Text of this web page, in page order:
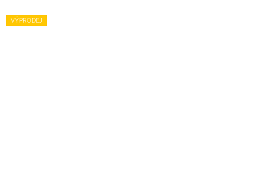
VÝPRODEJ